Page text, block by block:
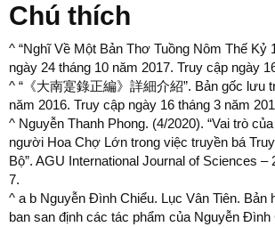
Chú thích
^ “Nghĩ Về Một Bản Thơ Tuồng Nôm Thế Kỷ
ngày 24 tháng 10 năm 2017. Truy cập ngày
^ “《大南寔錄正編》詳細介紹”. Bản gốc lưu
năm 2016. Truy cập ngày 16 tháng 3 năm
^ Nguyễn Thanh Phong. (4/2020). “Vai trò
người Hoa Chợ Lớn trong việc truyền bá
Bộ”. AGU International Journal of Sciences –
7.
^ a b Nguyễn Đình Chiểu. Lục Vân Tiên. Bản
ban san định các tác phẩm của Nguyễn Đình